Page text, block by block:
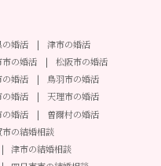
の婚活
津市の婚活
市の婚活
松阪市の婚活
の婚活
鳥羽市の婚活
の婚活
天理市の婚活
の婚活
曽爾村の婚活
市の結婚相談
津市の結婚相談